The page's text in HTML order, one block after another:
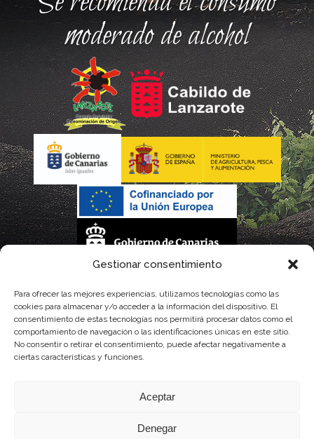
Gestionar consentimiento
Para ofrecer las mejores experiencias, utilizamos tecnologías como las
cookies para almacenar y/o acceder a la información del dispositivo. El
consentimiento de estas tecnologías nos permitirá procesar datos como el
comportamiento de navegación o las identificaciones únicas en este sitio.
No consentir o retirar el consentimiento, puede afectar negativamente a
ciertas características y funciones.
Aceptar
Denegar
moderado de alcohol
parcialmente, por el Gobierno de Canarias
con fondos provenientes del presupuesto de gastos del Instituto Canario de
Calidad Agroalimentaria